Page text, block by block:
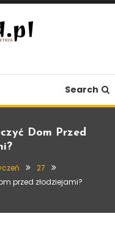
Search
Dom Przed
27
przed złodziejami?